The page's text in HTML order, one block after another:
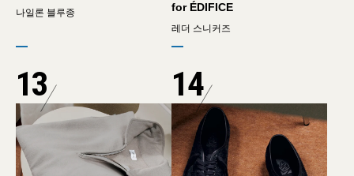
나일론 블루종
for ÉDIFICE
레더 스니커즈
13 14